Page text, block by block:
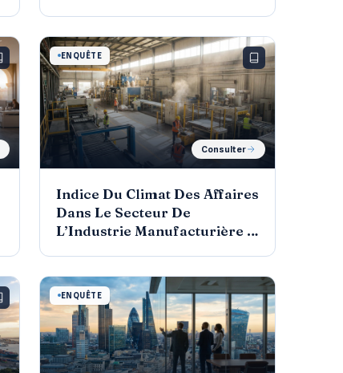
ENQUÊTE
Consulter
Indice Du Climat Des Affaires
Dans Le Secteur De
L’Industrie Manufacturière T
ENQUÊTE